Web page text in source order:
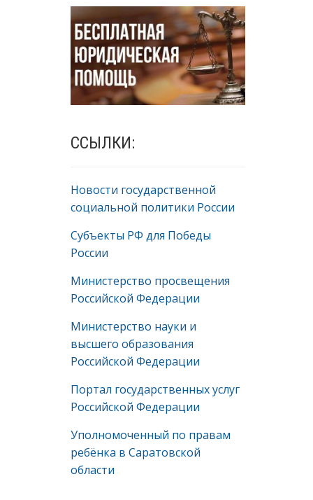
ССЫЛКИ:
Новости государственной
социальной политики России
Субъекты РФ для Победы
России
Министерство просвещения
Российской Федерации
Министерство науки и
высшего образования
Российской Федерации
Портал государственных услуг
Российской Федерации
Уполномоченный по правам
ребёнка в Саратовской
области